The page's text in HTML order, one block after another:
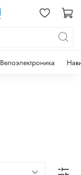
Велоэлектроника